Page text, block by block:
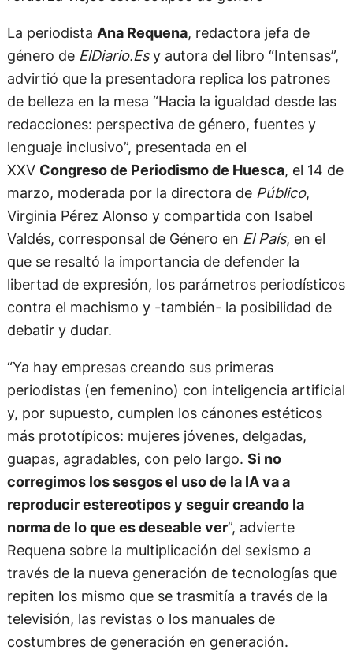
La periodista Ana Requena, redactora jefa de
género de ElDiario.Esy autora del libro “Intensas”,
advirtió que la presentadora replica los patrones
de belleza en la mesa “Hacia la igualdad desde las
redacciones: perspectiva de género, fuentes y
lenguaje inclusivo”, presentada en el
XXV Congreso de Periodismo de Huesca, el 14 de
marzo, moderada por la directora de Público,
Virginia Pérez Alonso y compartida con Isabel
Valdés, corresponsal de Género en El País, en el
que se resaltó la importancia de defender la
libertad de expresión, los parámetros periodísticos
contra el machismo y -también- la posibilidad de
debatir y dudar.
“Ya hay empresas creando sus primeras
periodistas (en femenino) con inteligencia artificial
y, por supuesto, cumplen los cánones estéticos
más prototípicos: mujeres jóvenes, delgadas,
guapas, agradables, con pelo largo. Si no
corregimos los sesgos el uso de la IA va a
reproducir estereotipos y seguir creando la
norma de lo que es deseable ver”, advierte
Requena sobre la multiplicación del sexismo a
través de la nueva generación de tecnologías que
repiten los mismo que se trasmitía a través de la
televisión, las revistas o los manuales de
costumbres de generación en generación.